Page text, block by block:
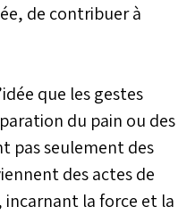
de contribuer à
que les gestes
du pain ou des
pas seulement des
des actes de
la force et la